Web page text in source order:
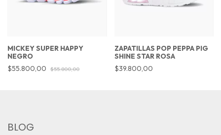
MICKEY SUPER HAPPY
NEGRO
$55.800,00
$55.800,00
ZAPATILLAS POP PEPPA PIG
SHINE STAR ROSA
$39.800,00
BLOG